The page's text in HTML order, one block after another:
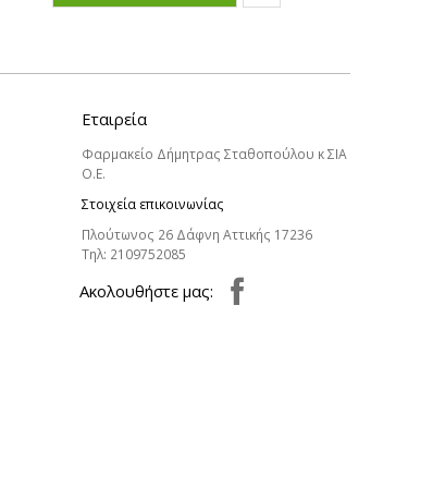
Εταιρεία
Φαρμακείο Δήμητρας Σταθοπούλου κ ΣΙΑ
Ο.Ε.
Στοιχεία επικοινωνίας
Πλούτωνος 26 Δάφνη Αττικής 17236
Τηλ: 2109752085
Aκολουθήστε μας: